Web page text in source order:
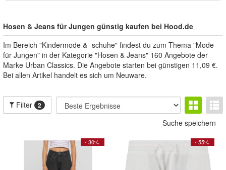
Hosen & Jeans für Jungen günstig kaufen bei Hood.de
Im Bereich "Kindermode & -schuhe" findest du zum Thema "Mode
für Jungen" in der Kategorie "Hosen & Jeans" 160 Angebote der
Marke Urban Classics. Die Angebote starten bei günstigen 11,09 €.
Bei allen Artikel handelt es sich um Neuware.
Filter 2
Suche speichern
- 30% - 55%